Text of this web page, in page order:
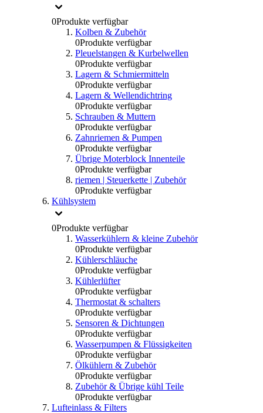
0Produkte verfügbar
Kolben & Zubehör
0Produkte verfügbar
Pleuelstangen & Kurbelwellen
0Produkte verfügbar
Lagern & Schmiermitteln
0Produkte verfügbar
Lagern & Wellendichtring
0Produkte verfügbar
Schrauben & Muttern
0Produkte verfügbar
Zahnriemen & Pumpen
0Produkte verfügbar
Übrige Moterblock Innenteile
0Produkte verfügbar
riemen | Steuerkette | Zubehör
0Produkte verfügbar
Kühlsystem
0Produkte verfügbar
Wasserkühlern & kleine Zubehör
0Produkte verfügbar
Kühlerschläuche
0Produkte verfügbar
Kühlerlüfter
0Produkte verfügbar
Thermostat & schalters
0Produkte verfügbar
Sensoren & Dichtungen
0Produkte verfügbar
Wasserpumpen & Flüssigkeiten
0Produkte verfügbar
Ölkühlern & Zubehör
0Produkte verfügbar
Zubehör & Übrige kühl Teile
0Produkte verfügbar
Lufteinlass & Filters